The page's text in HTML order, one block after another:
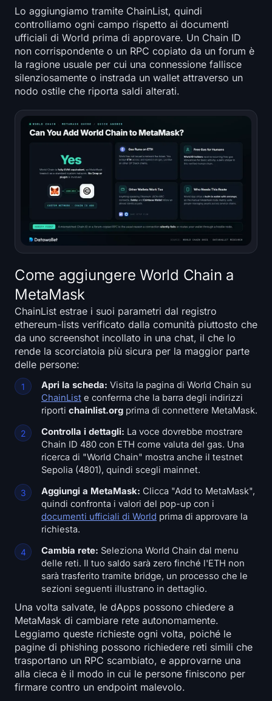
ETH Gas Tracker
Tracker di Portafoglio Crypto
Calcolatore di Staking Crypto
Chi siamo
Iscriviti
Lingua
Lo aggiungiamo tramite ChainList, quindi
controlliamo ogni campo rispetto ai documenti
ufficiali di World prima di approvare. Un Chain ID
non corrispondente o un RPC copiato da un forum è
la ragione usuale per cui una connessione fallisce
silenziosamente o instrada un wallet attraverso un
nodo ostile che riporta saldi alterati.
Come aggiungere World Chain a
MetaMask
ChainList estrae i suoi parametri dal registro
ethereum-lists verificato dalla comunità piuttosto che
da uno screenshot incollato in una chat, il che lo
rende la scorciatoia più sicura per la maggior parte
delle persone:
Apri la scheda: Visita la pagina di World Chain su
ChainList e conferma che la barra degli indirizzi
riporti chainlist.org prima di connettere MetaMask.
Controlla i dettagli: La voce dovrebbe mostrare
Chain ID 480 con ETH come valuta del gas. Una
ricerca di "World Chain" mostra anche il testnet
Sepolia (4801), quindi scegli mainnet.
Aggiungi a MetaMask: Clicca "Add to MetaMask",
quindi confronta i valori del pop-up con i
documenti ufficiali di World prima di approvare la
richiesta.
Cambia rete: Seleziona World Chain dal menu
delle reti. Il tuo saldo sarà zero finché l'ETH non
sarà trasferito tramite bridge, un processo che le
sezioni seguenti illustrano in dettaglio.
Una volta salvate, le dApps possono chiedere a
MetaMask di cambiare rete autonomamente.
Leggiamo queste richieste ogni volta, poiché le
pagine di phishing possono richiedere reti simili che
trasportano un RPC scambiato, e approvarne una
alla cieca è il modo in cui le persone finiscono per
firmare contro un endpoint malevolo.